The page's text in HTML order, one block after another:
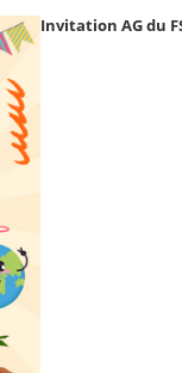
Invitation AG du